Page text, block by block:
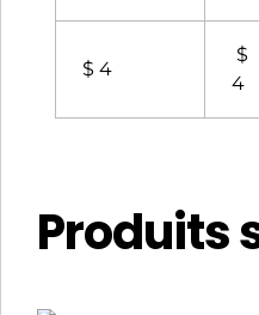
$ 4
$
4
Produits